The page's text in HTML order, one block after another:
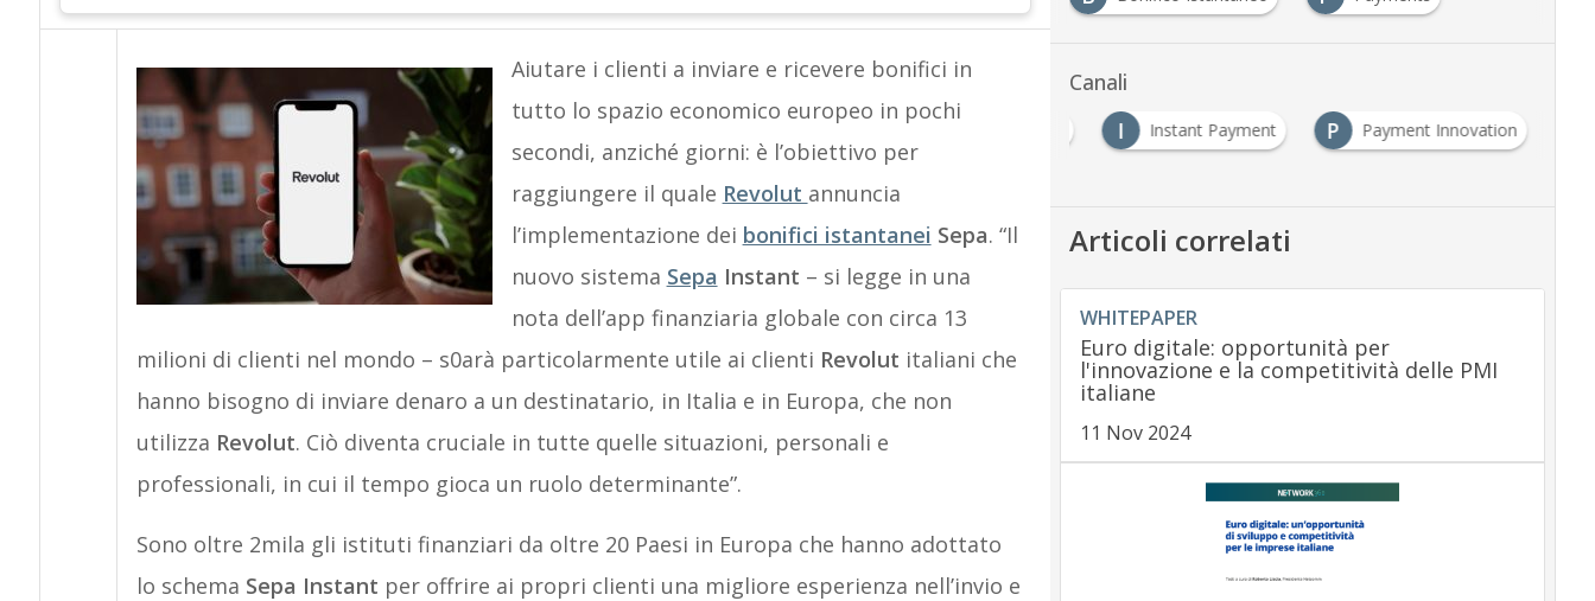
Aiutare i clienti a inviare e ricevere bonifici in
tutto lo spazio economico europeo in pochi
secondi, anziché giorni: è l’obiettivo per
raggiungere il quale Revolut annuncia
l’implementazione dei bonifici istantanei Sepa. “Il
nuovo sistema Sepa Instant – si legge in una
nota dell’app finanziaria globale con circa 13
milioni di clienti nel mondo – s0arà particolarmente utile ai clienti Revolut italiani che
hanno bisogno di inviare denaro a un destinatario, in Italia e in Europa, che non
utilizza Revolut. Ciò diventa cruciale in tutte quelle situazioni, personali e
professionali, in cui il tempo gioca un ruolo determinante”.
Sono oltre 2mila gli istituti finanziari da oltre 20 Paesi in Europa che hanno adottato
lo schema Sepa Instant per offrire ai propri clienti una migliore esperienza nell’invio e
Canali
I Instant Payment P Payment Innovation
Articoli correlati
WHITEPAPER
Euro digitale: opportunità per
l'innovazione e la competitività delle PMI
italiane
11 Nov 2024